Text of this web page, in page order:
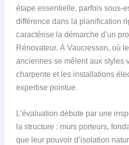
étape essentielle, parfois sous-
différence dans la planification
caractérise la démarche d’un
Rénovateur. À Vaucresson, où
anciennes se mêlent aux styles
charpente et les installations
expertise pointue.
L’évaluation débute par une
la structure : murs porteurs,
que leur pouvoir d’isolation